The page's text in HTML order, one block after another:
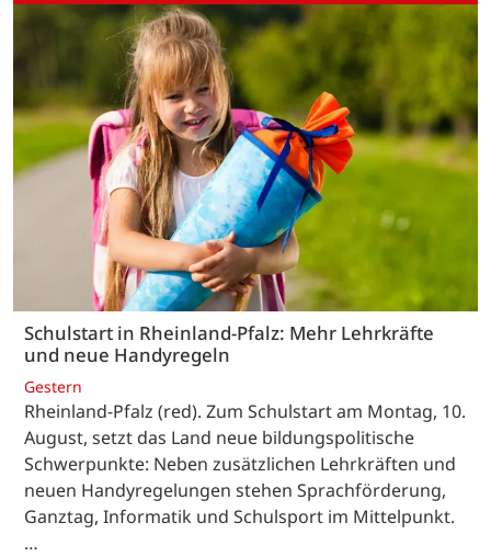
Schulstart in Rheinland-Pfalz: Mehr Lehrkräfte
und neue Handyregeln
Gestern
Rheinland-Pfalz (red). Zum Schulstart am Montag, 10.
August, setzt das Land neue bildungspolitische
Schwerpunkte: Neben zusätzlichen Lehrkräften und
neuen Handyregelungen stehen Sprachförderung,
Ganztag, Informatik und Schulsport im Mittelpunkt.
…